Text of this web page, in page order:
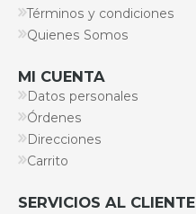
Términos y condiciones
Quienes Somos
MI CUENTA
Datos personales
Órdenes
Direcciones
Carrito
SERVICIOS AL CLIENTE